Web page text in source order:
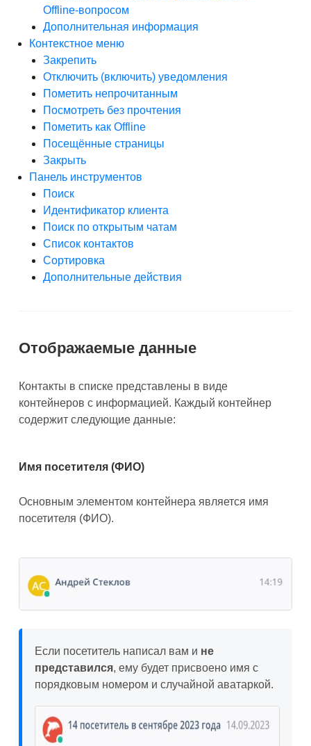
Offline-вопросом
Дополнительная информация
Контекстное меню
Закрепить
Отключить (включить) уведомления
Пометить непрочитанным
Посмотреть без прочтения
Пометить как Offline
Посещённые страницы
Закрыть
Панель инструментов
Поиск
Идентификатор клиента
Поиск по открытым чатам
Список контактов
Сортировка
Дополнительные действия
Отображаемые данные
Контакты в списке представлены в виде
контейнеров с информацией. Каждый контейнер
содержит следующие данные:
Имя посетителя (ФИО)
Основным элементом контейнера является имя
посетителя (ФИО).
Если посетитель написал вам и не
представился, ему будет присвоено имя с
порядковым номером и случайной аватаркой.